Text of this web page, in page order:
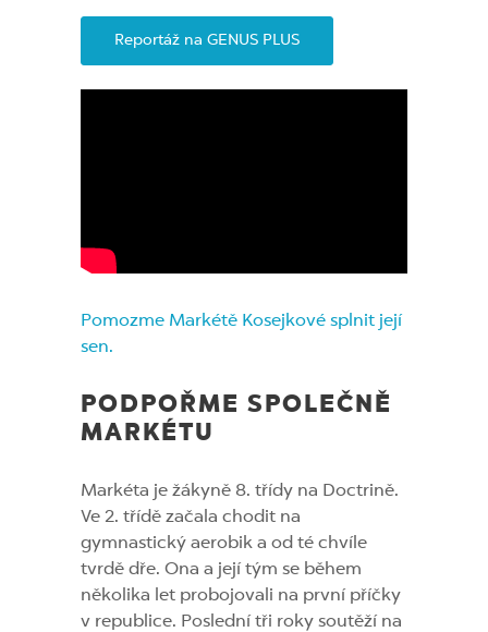
Reportáž na GENUS PLUS
Pomozme Markétě Kosejkové splnit její
sen.
PODPOŘME SPOLEČNĚ
MARKÉTU
Markéta je žákyně 8. třídy na Doctrině.
Ve 2. třídě začala chodit na
gymnastický aerobik a od té chvíle
tvrdě dře. Ona a její tým se během
několika let probojovali na první příčky
v republice. Poslední tři roky soutěží na